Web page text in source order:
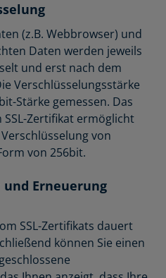
(z.B. Webbrowser) und
Daten werden jeweils
und erst nach dem
Verschlüsselungsstärke
Stärke gemessen. Das
Zertifikat ermöglicht
von
von 256bit.
Erneuerung
SSL-Zertifikats dauert
können Sie einen